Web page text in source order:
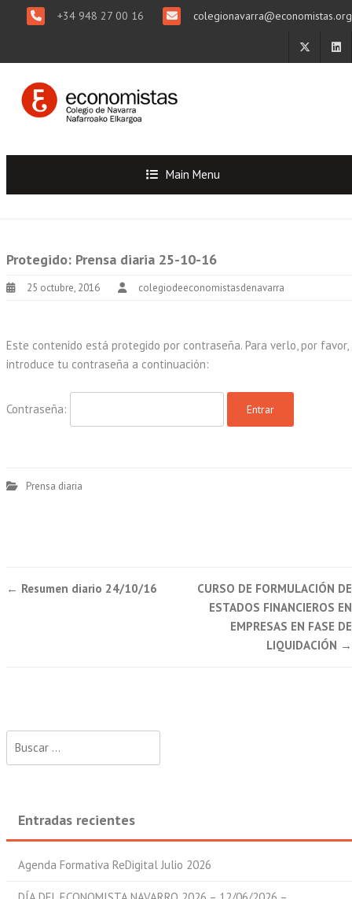
+34 948 27 00 16 colegionavarra@economistas.org
Main Menu
Protegido: Prensa diaria 25-10-16
25 octubre, 2016 colegiodeeconomistasdenavarra
Este contenido está protegido por contraseña. Para verlo, por favor,
introduce tu contraseña a continuación:
Contraseña:
Prensa diaria
Post
← Resumen diario 24/10/16
CURSO DE FORMULACIÓN DE
ESTADOS FINANCIEROS EN
EMPRESAS EN FASE DE
LIQUIDACIÓN →
Entradas recientes
Agenda Formativa ReDigital Julio 2026